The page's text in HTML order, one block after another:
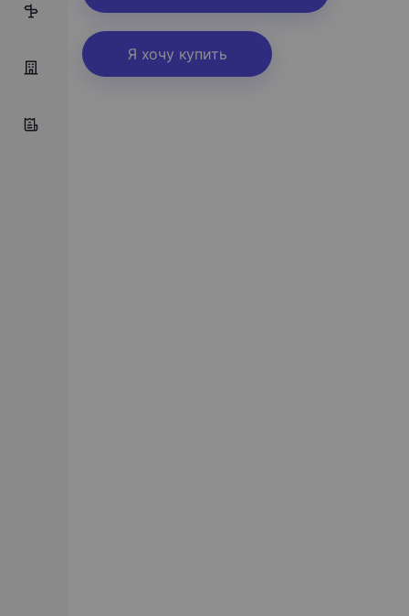
9
Я хочу купить